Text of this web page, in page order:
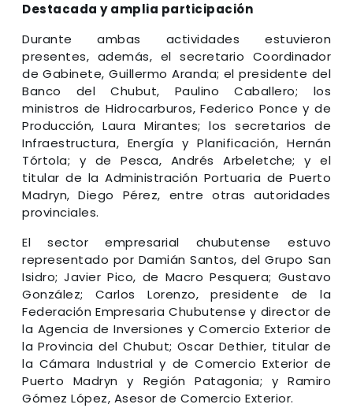
Destacada y amplia participación
Durante ambas actividades estuvieron
presentes, además, el secretario Coordinador
de Gabinete, Guillermo Aranda; el presidente del
Banco del Chubut, Paulino Caballero; los
ministros de Hidrocarburos, Federico Ponce y de
Producción, Laura Mirantes; los secretarios de
Infraestructura, Energía y Planificación, Hernán
Tórtola; y de Pesca, Andrés Arbeletche; y el
titular de la Administración Portuaria de Puerto
Madryn, Diego Pérez, entre otras autoridades
provinciales.
El sector empresarial chubutense estuvo
representado por Damián Santos, del Grupo San
Isidro; Javier Pico, de Macro Pesquera; Gustavo
González; Carlos Lorenzo, presidente de la
Federación Empresaria Chubutense y director de
la Agencia de Inversiones y Comercio Exterior de
la Provincia del Chubut; Oscar Dethier, titular de
la Cámara Industrial y de Comercio Exterior de
Puerto Madryn y Región Patagonia; y Ramiro
Gómez López, Asesor de Comercio Exterior.